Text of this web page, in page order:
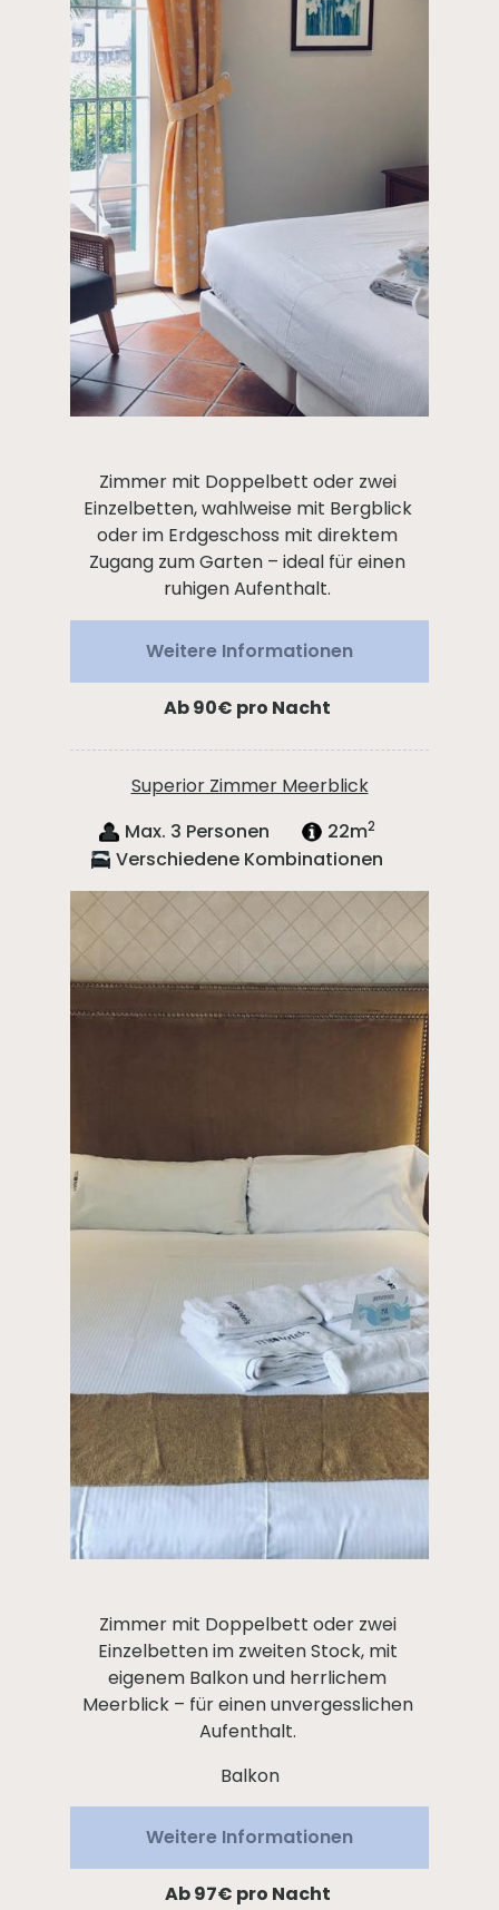
Zimmer mit Doppelbett oder zwei
Einzelbetten, wahlweise mit Bergblick
oder im Erdgeschoss mit direktem
Zugang zum Garten – ideal für einen
ruhigen Aufenthalt.
Weitere Informationen
Ab 90€ pro Nacht
Superior Zimmer Meerblick
Max. 3 Personen
22m2
Verschiedene Kombinationen
Zimmer mit Doppelbett oder zwei
Einzelbetten im zweiten Stock, mit
eigenem Balkon und herrlichem
Meerblick – für einen unvergesslichen
Aufenthalt.
Balkon
Weitere Informationen
Ab 97€ pro Nacht